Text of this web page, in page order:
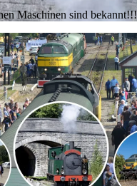
Maschinen sind bekannt!!!